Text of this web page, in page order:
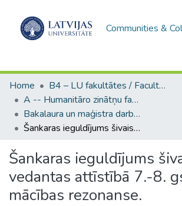
Communities &
Home
B4 – LU fakultātes / Faculties of the UL
A -- Humanitāro zinātņu fakultāte / Faculty of Humanities
Bakalaura un maģistra darbi (HZF) / Bachelor's and Master's theses
Šankaras ieguldījums šivaisma un vedantas attīstībā 7.-8. gs. un viņa mācības rezonanse.
Šankaras ieguldījums
vedantas attīstībā 7.-8.
mācības rezonanse.